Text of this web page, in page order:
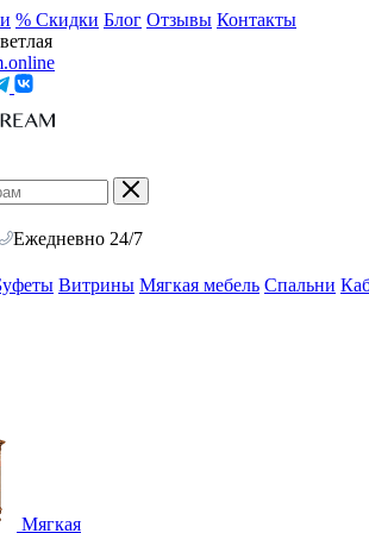
% Скидки Блог Отзывы Контакты
Ежедневно 24/7
Витрины Мягкая мебель Спальни
Мягкая